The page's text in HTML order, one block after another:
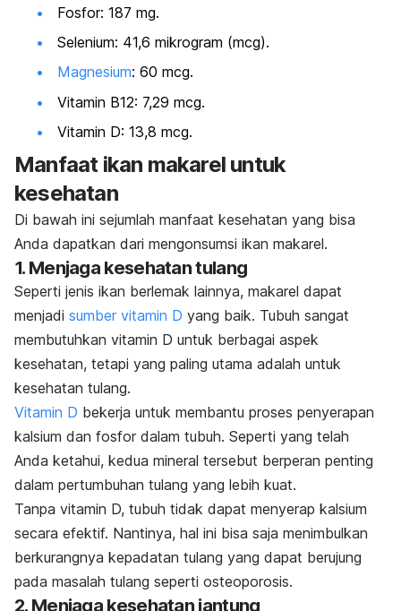
Fosfor: 187 mg.
Selenium: 41,6 mikrogram (mcg).
Magnesium: 60 mcg.
Vitamin B12: 7,29 mcg.
Vitamin D: 13,8 mcg.
Manfaat ikan makarel untuk
kesehatan
Di bawah ini sejumlah manfaat kesehatan yang bisa
Anda dapatkan dari mengonsumsi ikan makarel.
1. Menjaga kesehatan tulang
Seperti jenis ikan berlemak lainnya, makarel dapat
menjadi sumber vitamin D yang baik. Tubuh sangat
membutuhkan vitamin D untuk berbagai aspek
kesehatan, tetapi yang paling utama adalah untuk
kesehatan tulang.
Vitamin D bekerja untuk membantu proses penyerapan
kalsium dan fosfor dalam tubuh. Seperti yang telah
Anda ketahui, kedua mineral tersebut berperan penting
dalam pertumbuhan tulang yang lebih kuat.
Tanpa vitamin D, tubuh tidak dapat menyerap kalsium
secara efektif. Nantinya, hal ini bisa saja menimbulkan
berkurangnya kepadatan tulang yang dapat berujung
pada masalah tulang seperti osteoporosis.
2. Menjaga kesehatan jantung